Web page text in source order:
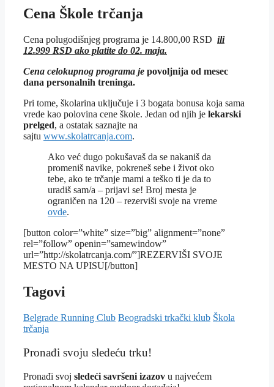
Cena Škole trčanja
Cena polugodišnjeg programa je 14.800,00 RSD ili
12.999 RSD ako platite do 02. maja.
Cena celokupnog programa je povoljnija od mesec
dana personalnih treninga.
Pri tome, školarina uključuje i 3 bogata bonusa koja sama
vrede kao polovina cene škole. Jedan od njih je lekarski
prelged, a ostatak saznajte na
sajtu www.skolatrcanja.com.
Ako već dugo pokušavaš da se nakaniš da
promeniš navike, pokreneš sebe i život oko
tebe, ako te trčanje mami a teško ti je da to
uradiš sam/a – prijavi se! Broj mesta je
ograničen na 120 – rezerviši svoje na vreme
ovde.
[button color=”white” size=”big” alignment=”none”
rel=”follow” openin=”samewindow”
url=”http://skolatrcanja.com/”]REZERVIŠI SVOJE
MESTO NA UPISU[/button]
Tagovi
Belgrade Running Club Beogradski trkački klub Škola
trčanja
Pronađi svoju sledeću trku!
Pronađi svoj sledeći savršeni izazov u najvećem